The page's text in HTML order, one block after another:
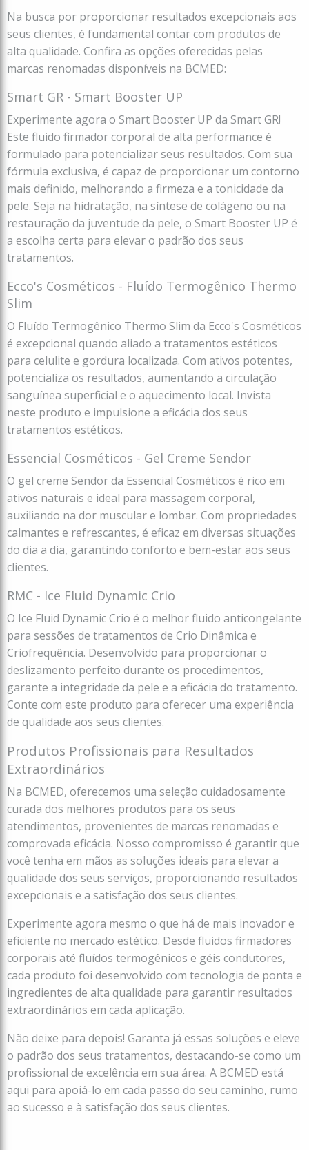
Na busca por proporcionar resultados excepcionais aos
seus clientes, é fundamental contar com produtos de
alta qualidade. Confira as opções oferecidas pelas
marcas renomadas disponíveis na BCMED:
Smart GR - Smart Booster UP
Experimente agora o Smart Booster UP da Smart GR!
Este fluido firmador corporal de alta performance é
formulado para potencializar seus resultados. Com sua
fórmula exclusiva, é capaz de proporcionar um contorno
mais definido, melhorando a firmeza e a tonicidade da
pele. Seja na hidratação, na síntese de colágeno ou na
restauração da juventude da pele, o Smart Booster UP é
a escolha certa para elevar o padrão dos seus
tratamentos.
Ecco's Cosméticos - Fluído Termogênico Thermo
Slim
O Fluído Termogênico Thermo Slim da Ecco's Cosméticos
é excepcional quando aliado a tratamentos estéticos
para celulite e gordura localizada. Com ativos potentes,
potencializa os resultados, aumentando a circulação
sanguínea superficial e o aquecimento local. Invista
neste produto e impulsione a eficácia dos seus
tratamentos estéticos.
Essencial Cosméticos - Gel Creme Sendor
O gel creme Sendor da Essencial Cosméticos é rico em
ativos naturais e ideal para massagem corporal,
auxiliando na dor muscular e lombar. Com propriedades
calmantes e refrescantes, é eficaz em diversas situações
do dia a dia, garantindo conforto e bem-estar aos seus
clientes.
RMC - Ice Fluid Dynamic Crio
O Ice Fluid Dynamic Crio é o melhor fluido anticongelante
para sessões de tratamentos de Crio Dinâmica e
Criofrequência. Desenvolvido para proporcionar o
deslizamento perfeito durante os procedimentos,
garante a integridade da pele e a eficácia do tratamento.
Conte com este produto para oferecer uma experiência
de qualidade aos seus clientes.
Produtos Profissionais para Resultados
Extraordinários
Na BCMED, oferecemos uma seleção cuidadosamente
curada dos melhores produtos para os seus
atendimentos, provenientes de marcas renomadas e
comprovada eficácia. Nosso compromisso é garantir que
você tenha em mãos as soluções ideais para elevar a
qualidade dos seus serviços, proporcionando resultados
excepcionais e a satisfação dos seus clientes.
Experimente agora mesmo o que há de mais inovador e
eficiente no mercado estético. Desde fluidos firmadores
corporais até fluídos termogênicos e géis condutores,
cada produto foi desenvolvido com tecnologia de ponta e
ingredientes de alta qualidade para garantir resultados
extraordinários em cada aplicação.
Não deixe para depois! Garanta já essas soluções e eleve
o padrão dos seus tratamentos, destacando-se como um
profissional de excelência em sua área. A BCMED está
aqui para apoiá-lo em cada passo do seu caminho, rumo
ao sucesso e à satisfação dos seus clientes.